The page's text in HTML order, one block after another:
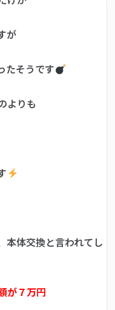
が
たそうです
よりも
本体交換と言われてし
が７万円